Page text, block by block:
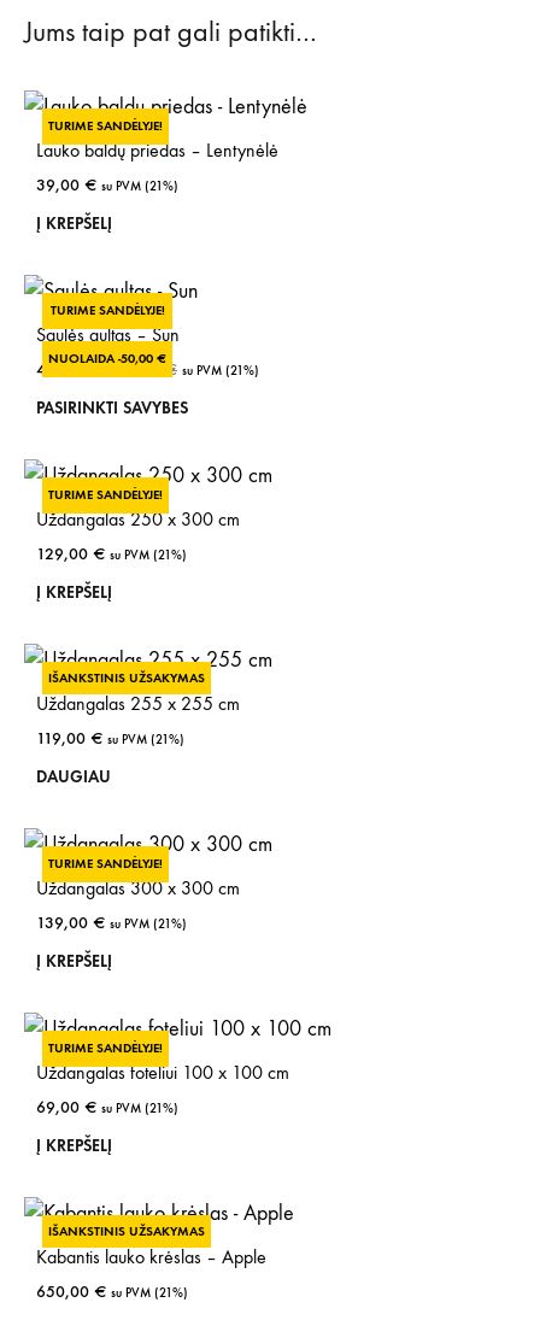
Jums taip pat gali patikti…
TURIME SANDĖLYJE!
Lauko baldų priedas – Lentynėlė
39,00 € su PVM (21%)
Į KREPŠELĮ
TURIME SANDĖLYJE!
NUOLAIDA -50,00 €
Saulės gultas – Sun
450,00€ 500,00 € su PVM (21%)
PASIRINKTI SAVYBES
TURIME SANDĖLYJE!
Uždangalas 250 x 300 cm
129,00 € su PVM (21%)
Į KREPŠELĮ
IŠANKSTINIS UŽSAKYMAS
Uždangalas 255 x 255 cm
119,00 € su PVM (21%)
DAUGIAU
TURIME SANDĖLYJE!
Uždangalas 300 x 300 cm
139,00 € su PVM (21%)
Į KREPŠELĮ
TURIME SANDĖLYJE!
Uždangalas foteliui 100 x 100 cm
69,00 € su PVM (21%)
Į KREPŠELĮ
IŠANKSTINIS UŽSAKYMAS
Kabantis lauko krėslas – Apple
650,00 € su PVM (21%)